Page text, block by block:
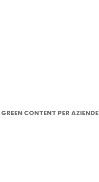
GREEN CONTENT PER AZIENDE